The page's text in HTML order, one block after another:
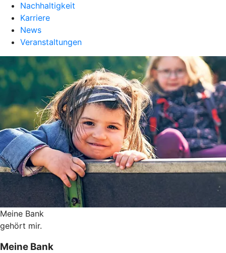
Nachhaltigkeit
Karriere
News
Veranstaltungen
Meine Bank
gehört mir.
Meine Bank